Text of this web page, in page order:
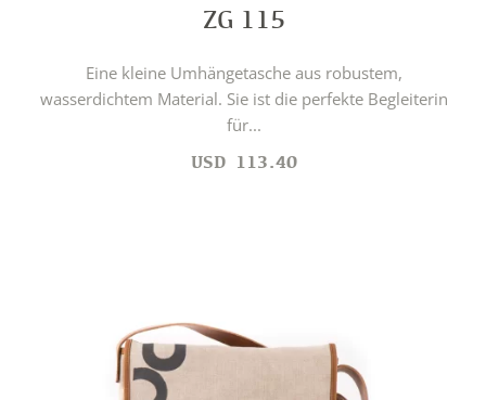
ZG 115
Eine kleine Umhängetasche aus robustem,
wasserdichtem Material. Sie ist die perfekte Begleiterin
für...
USD 113.40